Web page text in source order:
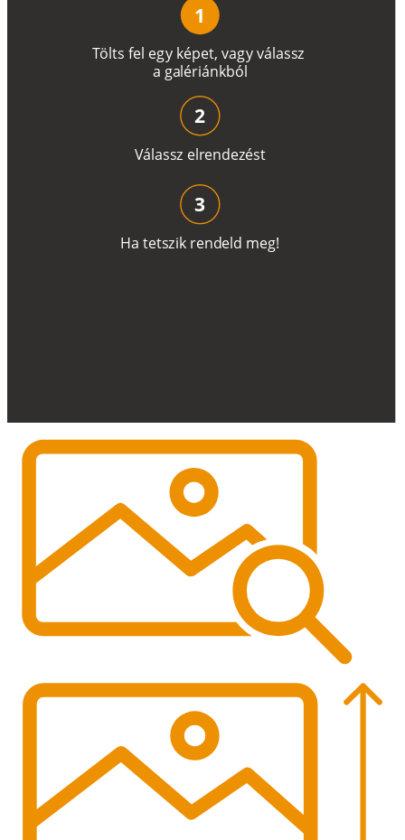
Tölts fel egy képet, vagyválassz
a galériánkból
1
Válassz elrendezést
2
Ha tetszik rendeld meg!
3